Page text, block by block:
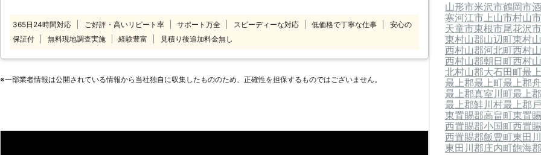
スタッフがお伺い。 確実・丁寧・迅速をモットーとしお客様のご希望やご
要望に沿って井戸掘り工事を行います。 また、水が出なかった場合、工事
料金はいただきません。 ご利用いただいたお客様からも井戸掘り110番に満
足のお声を多数頂戴しております。 井戸掘りをご検討の際は、井戸掘り110
365日24時間対応 ご好評・高いリピート率 サポート万全 スピーディーな対応 低価格で丁寧な仕事
安心の
保証付
無料現地調査実施 経験豊富 見積り後追加料金無し
※⼀部業者情報は公開されている情報から当社独⾃に収集したもののため、正確性を担保するものではございません。
山形市米沢市鶴岡市
寒河江市上山市村山市
天童市東根市尾花沢市
東村山郡山辺町東村
西村山郡河北町西村
西村山郡朝日町西村
北村山郡大石田町最
最上郡最上町最上郡
最上郡真室川町最上
最上郡鮭川村最上郡
東置賜郡高畠町東置
西置賜郡小国町西置
西置賜郡飯豊町東田
東田川郡庄内町飽海